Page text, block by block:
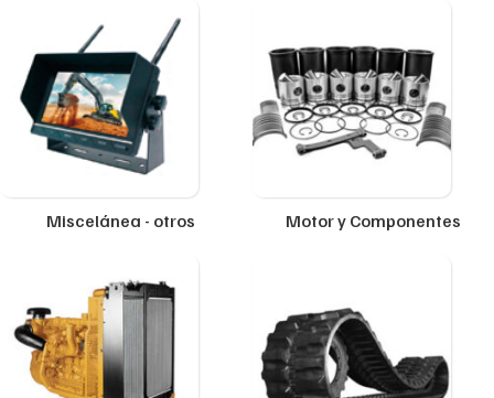
Miscelánea - otros Motor y Componentes